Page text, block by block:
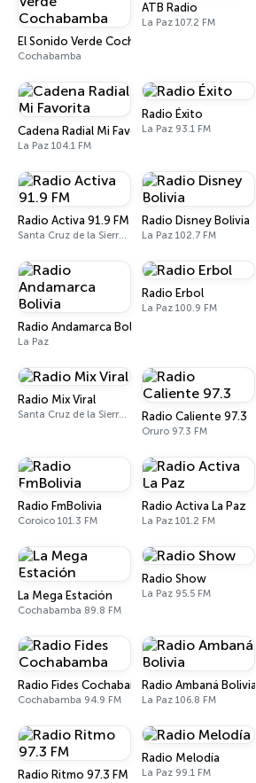
El Sonido Verde Cochabamba
Cochabamba
ATB Radio
La Paz 107.2 FM
Cadena Radial Mi Favorita
La Paz 104.1 FM
Radio Éxito
La Paz 93.1 FM
Radio Activa 91.9 FM
Santa Cruz de la Sierra 91.9 FM
Radio Disney Bolivia
La Paz 102.7 FM
Radio Andamarca Bolivia
La Paz
Radio Erbol
La Paz 100.9 FM
Radio Mix Viral
Santa Cruz de la Sierra 93.1 FM Radio Caliente 97.3
Oruro 97.3 FM
Radio FmBolivia
Coroico 101.3 FM
Radio Activa La Paz
La Paz 101.2 FM
La Mega Estación
Cochabamba 89.8 FM
Radio Show
La Paz 95.5 FM
Radio Fides Cochabamba
Cochabamba 94.9 FM
Radio Ambaná Bolivia
La Paz 106.8 FM
Radio Ritmo 97.3 FM
Radio Melodía
La Paz 99.1 FM